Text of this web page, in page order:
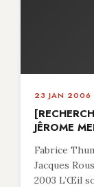
23 JAN 2006
JÊROME
Fabrice
Jacques
2003 L’Œil